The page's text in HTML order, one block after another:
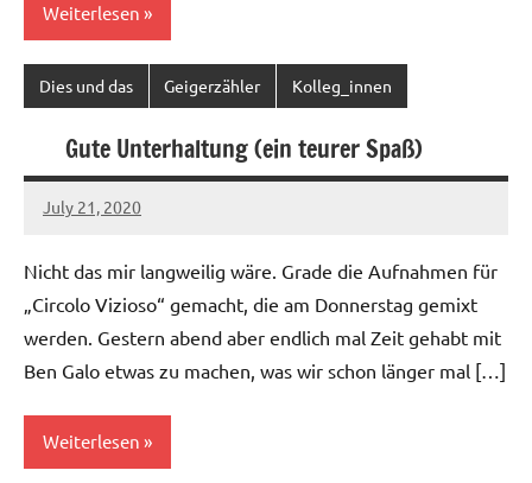
Weiterlesen
Dies und das Geigerzähler Kolleg_innen
Gute Unterhaltung (ein teurer Spaß)
July 21, 2020
Ilja
Nicht das mir langweilig wäre. Grade die Aufnahmen für
„Circolo Vizioso“ gemacht, die am Donnerstag gemixt
werden. Gestern abend aber endlich mal Zeit gehabt mit
Ben Galo etwas zu machen, was wir schon länger mal […]
Weiterlesen